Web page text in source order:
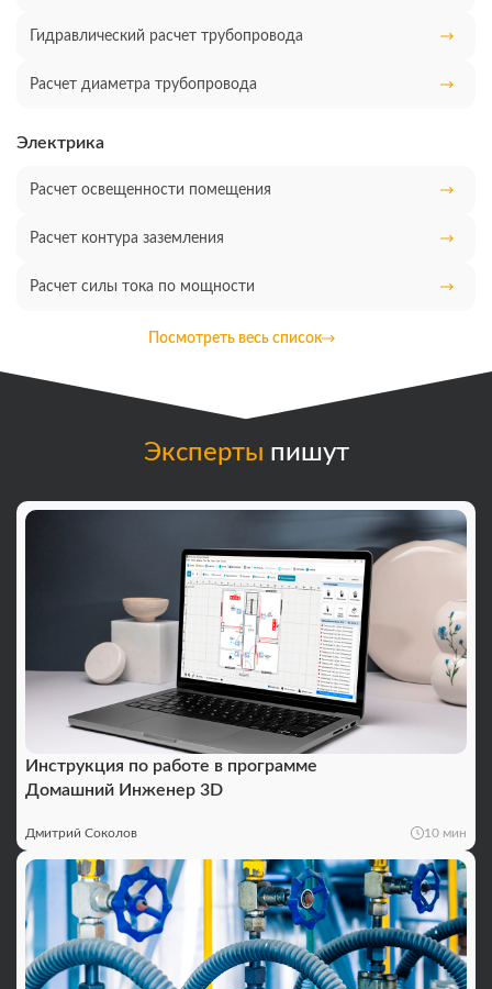
Гидравлический расчет трубопровода
Расчет диаметра трубопровода
Электрика
Расчет освещенности помещения
Расчет контура заземления
Расчет силы тока по мощности
Посмотреть весь список
Эксперты пишут
Инструкция по работе в программе
Домашний Инженер 3D
Дмитрий Соколов 10 мин